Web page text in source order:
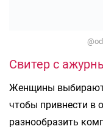
Свитер с
Женщины
чтобы привнести в
разнообразить